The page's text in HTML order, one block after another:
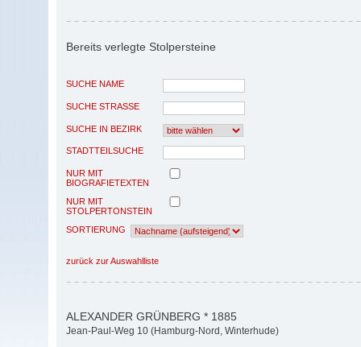
Bereits verlegte Stolpersteine
SUCHE NAME
SUCHE STRASSE
SUCHE IN BEZIRK
STADTTEILSUCHE
NUR MIT
BIOGRAFIETEXTEN
NUR MIT
STOLPERTONSTEIN
SORTIERUNG
zurück zur Auswahlliste
ALEXANDER GRÜNBERG * 1885
Jean-Paul-Weg 10 (Hamburg-Nord, Winterhude)